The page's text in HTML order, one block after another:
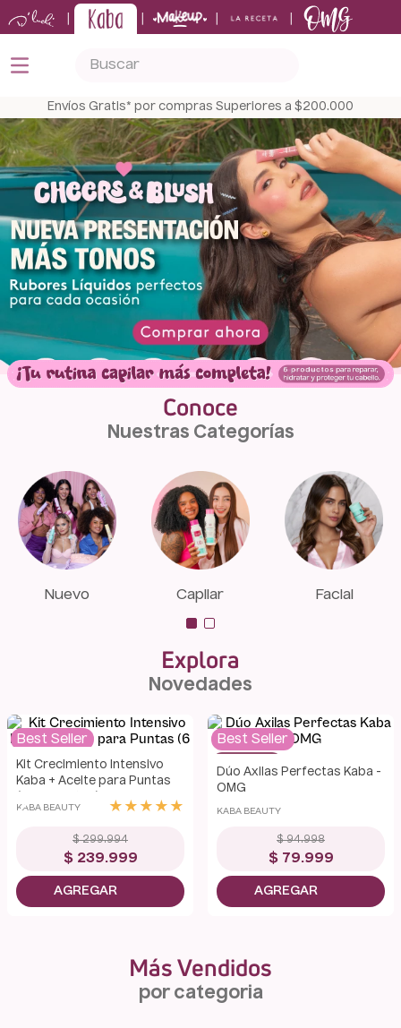
Envíos Gratis* por compras Superiores a $200.000
Conoce
Nuestras Categorías
Nuevo Capilar Facial
Explora
Novedades
-20 %
Best Seller
Kit Crecimiento Intensivo
Kaba + Aceite para Puntas
KABA BEAUTY ★ ★ ★ ★ ★
$ 299.994
$ 239.999
Best Seller
Dúo Axilas Perfectas Kaba -
OMG
KABA BEAUTY
$ 94.998
$ 79.999
Más Vendidos
por categoria
TÉRMINOS MÁS BUSCADOS
1.
kits
2.
shampoo
3.
bronceador
4.
keratina
5. tónico